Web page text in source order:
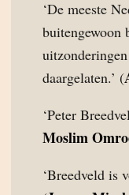
‘De meeste
buitengewoon
daargelaten.’ (
‘Peter
Moslim
‘Breedveld is